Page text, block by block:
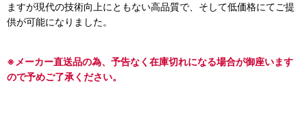
ますが現代の技術向上にともない高品質で、そして低価格にてご提
供が可能になりました。
※メーカー直送品の為、予告なく在庫切れになる場合が御座います
ので予めご了承ください。